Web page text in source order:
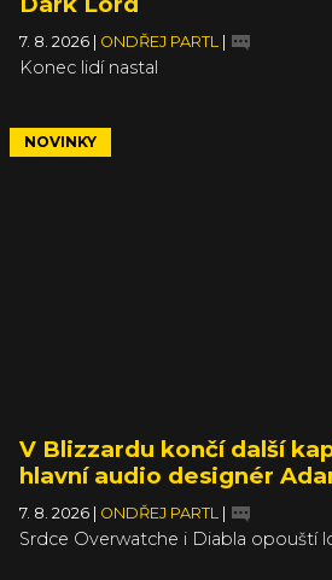
7. 8. 2026 | ONDŘEJ PARTL |
Konec lidí nastal
NOVINKY
V Blizzardu končí další
hlavní audio designér
7. 8. 2026 | ONDŘEJ PARTL |
Srdce Overwatche i Diabla opouští